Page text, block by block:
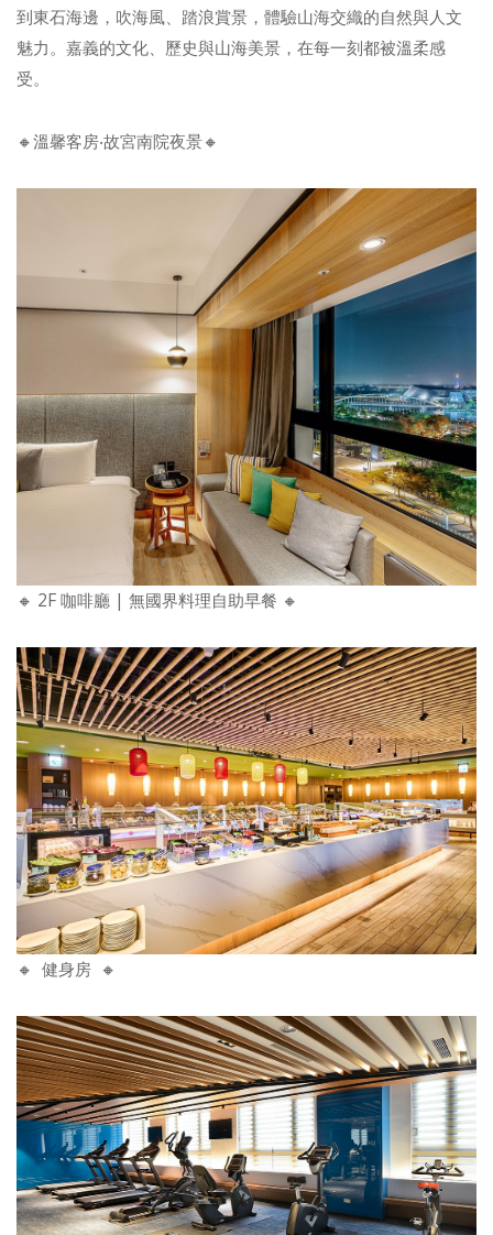
到東石海邊，吹海風、踏浪賞景，體驗山海交織的自然與人文
魅力。嘉義的文化、歷史與山海美景，在每一刻都被溫柔感
受。
🔸溫馨客房‧故宮南院夜景🔸
🔸 2F 咖啡廳 | 無國界料理自助早餐 🔸
🔸 健身房 🔸